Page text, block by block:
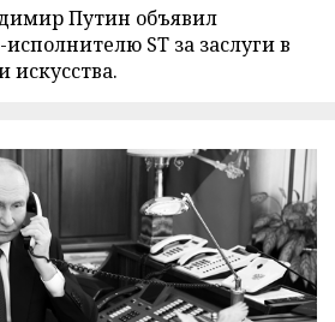
Путин объявил
ST за заслуги в
искусства.